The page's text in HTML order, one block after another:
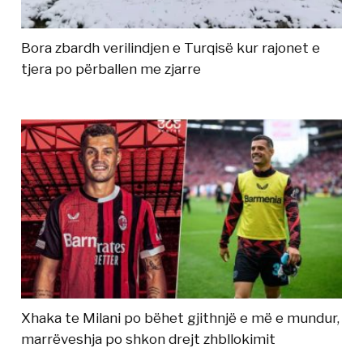
Bora zbardh verilindjen e Turqisë kur rajonet e
tjera po përballen me zjarre
Xhaka te Milani po bëhet gjithnjë e më e mundur,
marrëveshja po shkon drejt zhbllokimit